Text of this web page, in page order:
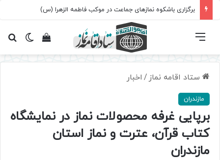
برگزاری باشکوه نمازهای جماعت در موکب فاطمه الزهرا (س)
تغییرمشاهده فهرست
ستاد اقامه نماز / اخبار
مازندران
برپايی غرفه محصولات نماز در نمايشگاه
كتاب قرآن، عترت و نماز استان
مازندران